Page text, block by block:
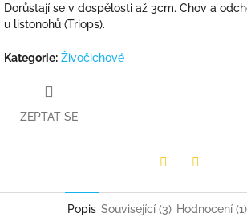
Dorůstají se v dospělosti až 3cm. Chov a
u listonohů (Triops).
Kategorie: Živočichové
ZEPTAT SE
Popis Související (3) Hodnocení (1)